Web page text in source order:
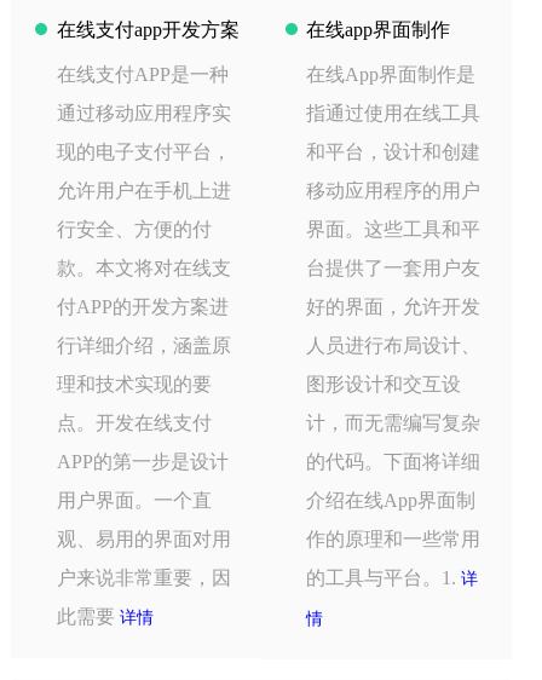
在线支付app开发方案
在线支付APP是一种
通过移动应用程序实
现的电子支付平台，
允许用户在手机上进
行安全、方便的付
款。本文将对在线支
付APP的开发方案进
行详细介绍，涵盖原
理和技术实现的要
点。开发在线支付
APP的第一步是设计
用户界面。一个直
观、易用的界面对用
户来说非常重要，因
此需要 详情
在线app界面制作
在线App界面制作是
指通过使用在线工具
和平台，设计和创建
移动应用程序的用户
界面。这些工具和平
台提供了一套用户友
好的界面，允许开发
人员进行布局设计、
图形设计和交互设
计，而无需编写复杂
的代码。下面将详细
介绍在线App界面制
作的原理和一些常用
的工具与平台。1.详
情